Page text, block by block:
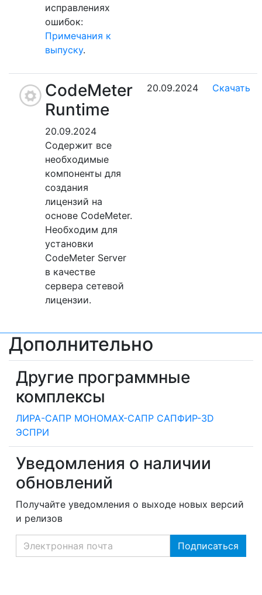
исправлениях
ошибок:
Примечания к
выпуску.
CodeMeter
Runtime
20.09.2024
Содержит все
необходимые
компоненты для
создания
лицензий на
основе CodeMeter.
Необходим для
установки
CodeMeter Server
в качестве
сервера сетевой
лицензии.
20.09.2024 Скачать
Дополнительно
Другие программные
комплексы
ЛИРА-САПР МОНОМАХ-САПР САПФИР-3D
ЭСПРИ
Уведомления о наличии
обновлений
Получайте уведомления о выходе новых версий
и релизов